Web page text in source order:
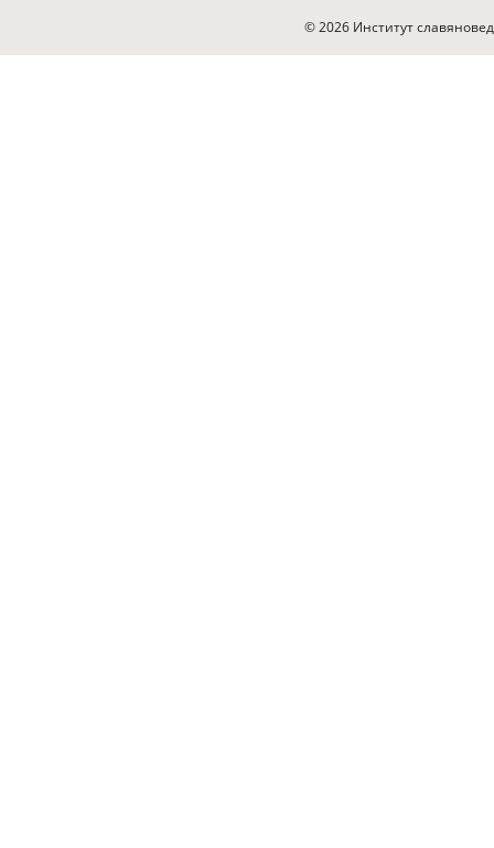
© 2026 Институт